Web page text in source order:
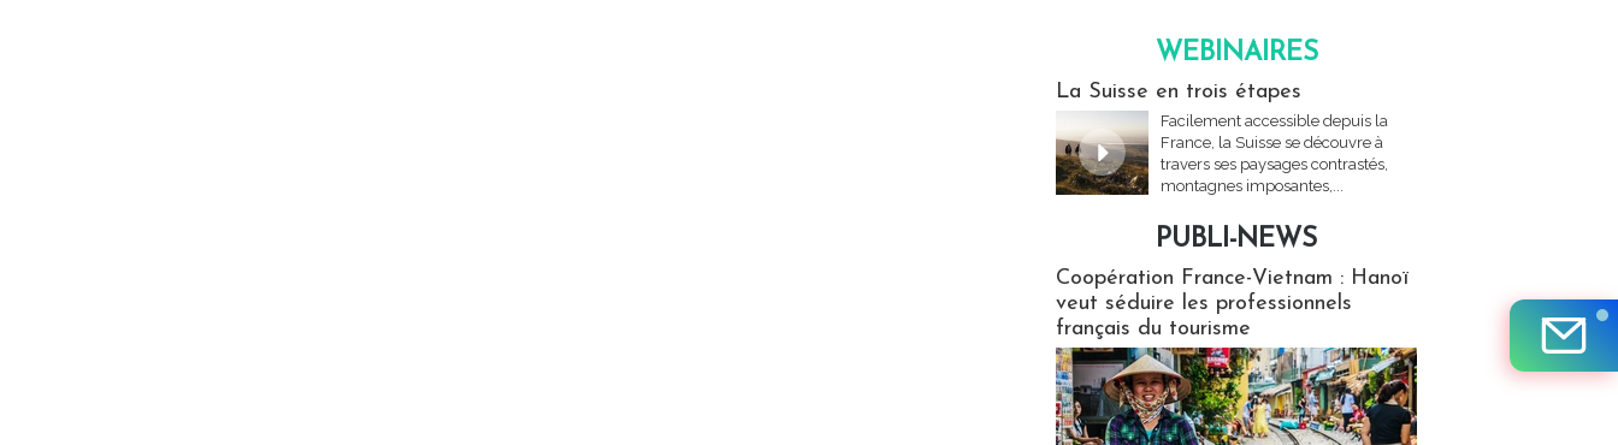
WEBINAIRES
La Suisse en trois étapes
Facilement accessible depuis la
France, la Suisse se découvre à
travers ses paysages contrastés,
montagnes imposantes,...
PUBLI-NEWS
Coopération France-Vietnam : Hanoï
veut séduire les professionnels
français du tourisme